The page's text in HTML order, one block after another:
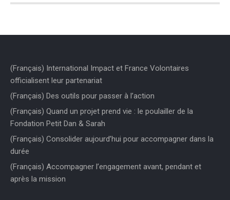
(Français) International Impact et France Volontaires
officialisent leur partenariat
(Français) Des outils pour passer à l’action
(Français) Quand un projet prend vie : le poulailler de la
Fondation Petit Dan & Sarah
(Français) Consolider aujourd’hui pour accompagner dans la
durée
(Français) Accompagner l’engagement avant, pendant et
après la mission